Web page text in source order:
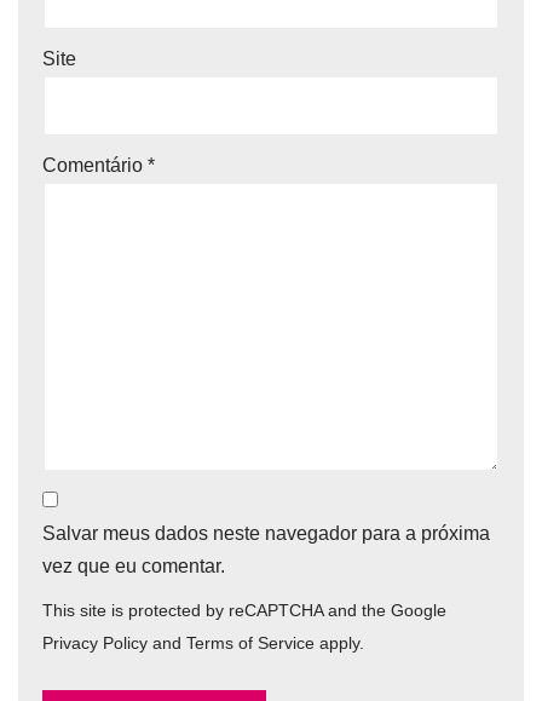
Site
Comentário *
Salvar meus dados neste navegador para a próxima
vez que eu comentar.
This site is protected by reCAPTCHA and the Google
Privacy Policy and Terms of Service apply.